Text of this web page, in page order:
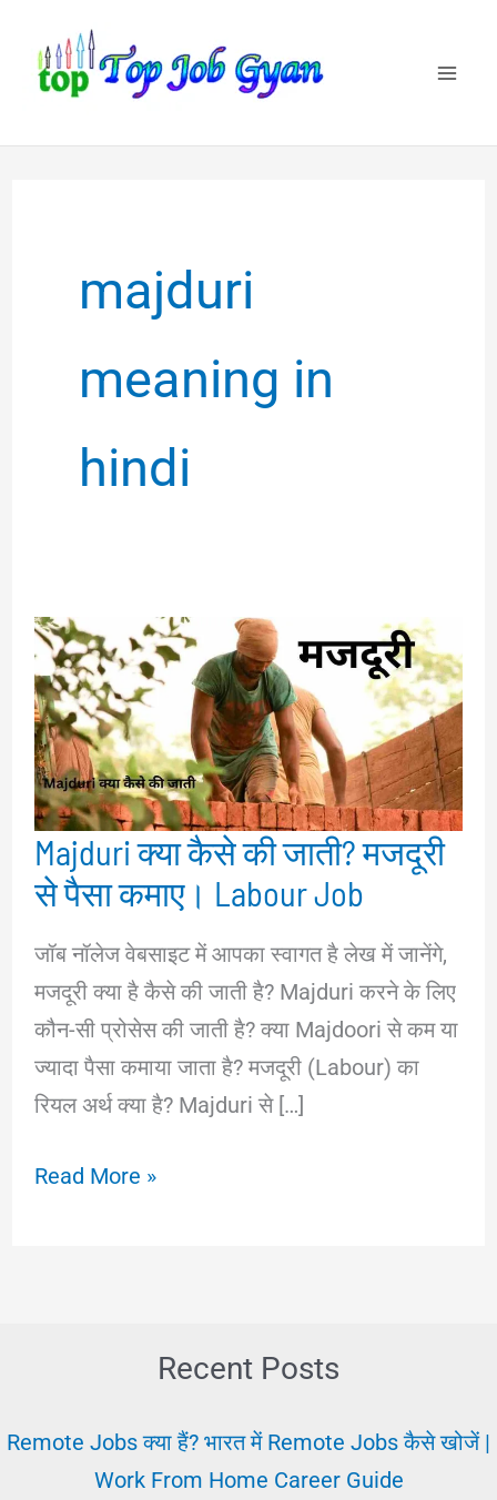
content
majduri
meaning in
hindi
Majduri क्या कैसे की जाती? मजदूरी
से पैसा कमाए। Labour Job
जॉब नॉलेज वेबसाइट में आपका स्वागत है लेख में जानेंगे,
मजदूरी क्या है कैसे की जाती है? Majduri करने के लिए
कौन-सी प्रोसेस की जाती है? क्या Majdoori से कम या
ज्यादा पैसा कमाया जाता है? मजदूरी (Labour) का
रियल अर्थ क्या है? Majduri से […]
Majduri
पैसा
Read More »
Recent Posts
Remote Jobs क्या हैं? भारत में Remote Jobs कैसे खोजें |
Work From Home Career Guide